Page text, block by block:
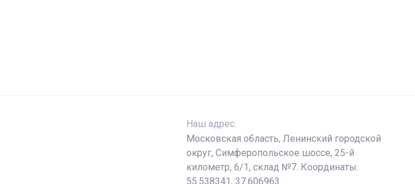
Наш адрес:
Московская область, Ленинский городской
округ, Симферопольское шоссе, 25-й
километр, 6/1, склад №7. Координаты:
55.538341, 37.606963